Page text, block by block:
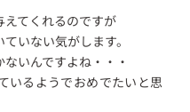
てくれるのですが
いない気がします。
いんですよね・・・
いるようでおめでたいと思